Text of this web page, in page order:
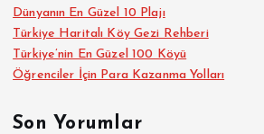
Dünyanın En Güzel 10 Plajı
Türkiye Haritalı Köy Gezi Rehberi
Türkiye’nin En Güzel 100 Köyü
Öğrenciler İçin Para Kazanma Yolları
Son Yorumlar